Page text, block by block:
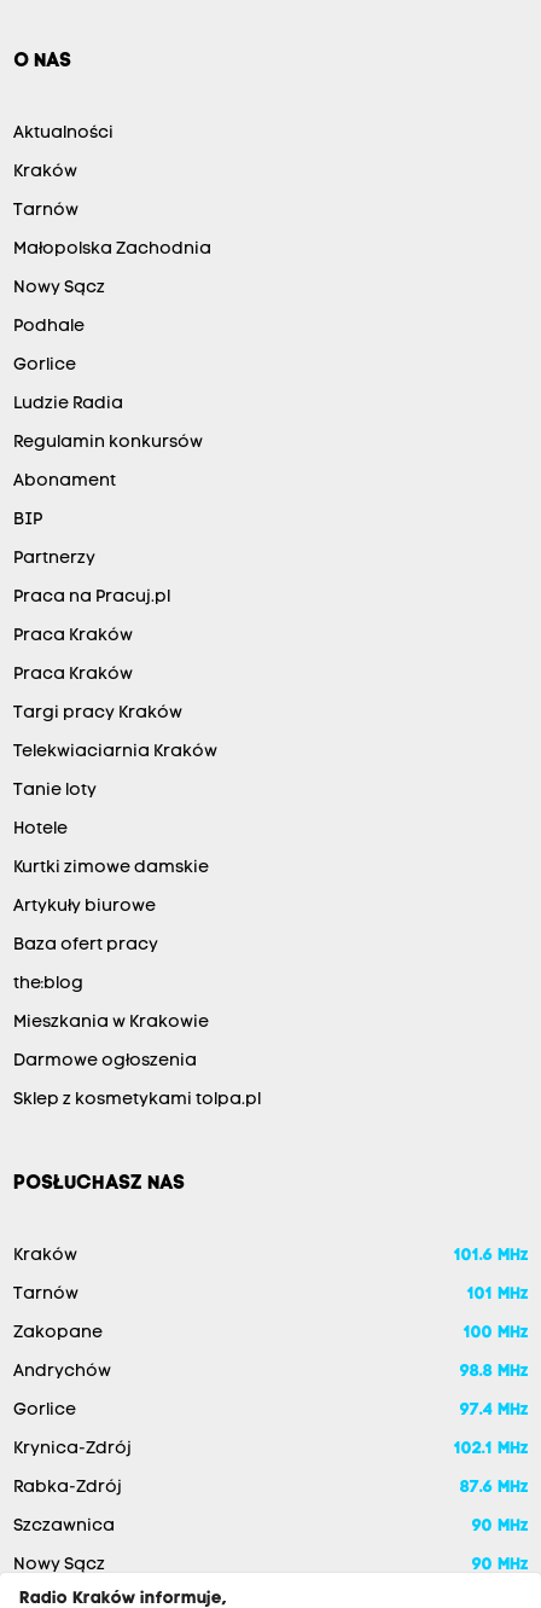
O NAS
Aktualności
Kraków
Tarnów
Małopolska Zachodnia
Nowy Sącz
Podhale
Gorlice
Ludzie Radia
Regulamin konkursów
Abonament
BIP
Partnerzy
Praca na Pracuj.pl
Praca Kraków
Praca Kraków
Targi pracy Kraków
Telekwiaciarnia Kraków
Tanie loty
Hotele
Kurtki zimowe damskie
Artykuły biurowe
Baza ofert pracy
the:blog
Mieszkania w Krakowie
Darmowe ogłoszenia
Sklep z kosmetykami tolpa.pl
POSŁUCHASZ NAS
Kraków 101.6 MHz
Tarnów 101 MHz
Zakopane 100 MHz
Andrychów 98.8 MHz
Gorlice 97.4 MHz
Krynica-Zdrój 102.1 MHz
Rabka-Zdrój 87.6 MHz
Szczawnica 90 MHz
Nowy Sącz
90 MHz
Radio Kraków informuje,